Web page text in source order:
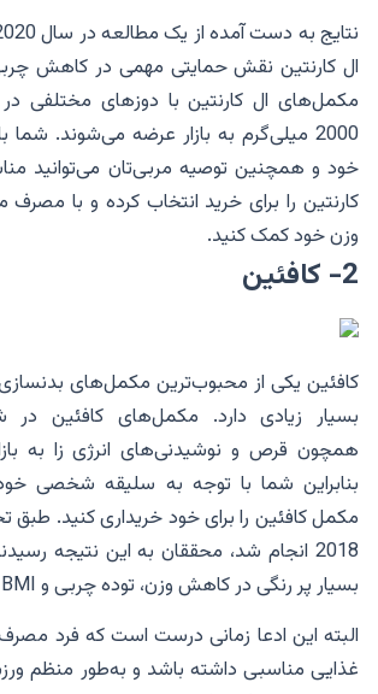
ال کارنتین نقش حمایتی مهمی در کاهش
2000 میلی‌گرم به بازار عرضه می‌شوند. شما
خود و همچنین توصیه مربی‌تان می‌توانید
کارنتین را برای خرید انتخاب کرده و با
وزن خود کمک کنید.
2- کافئین
کافئین یکی از محبوب‌ترین مکمل‌های
بسیار زیادی دارد. مکمل‌های کافئین
همچون قرص و نوشیدنی‌های انرژی زا به
بنابراین شما با توجه به سلیقه شخصی خود
مکمل کافئین را برای خود خریداری کنید. طبق
2018 انجام شد، محققان به این نتیجه
بسیار پر رنگی در کاهش وزن، توده چربی و BMI دارد.
البته این ادعا زمانی درست است که فرد
غذایی مناسبی داشته باشد و به‌طور منظم